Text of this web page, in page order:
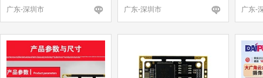
广东-深圳市
广东-深圳市
广东-